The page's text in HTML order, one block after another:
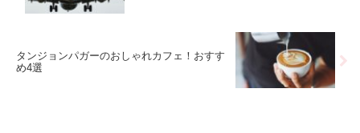
タンジョンパガーのおしゃれカフェ！おすす
め4選